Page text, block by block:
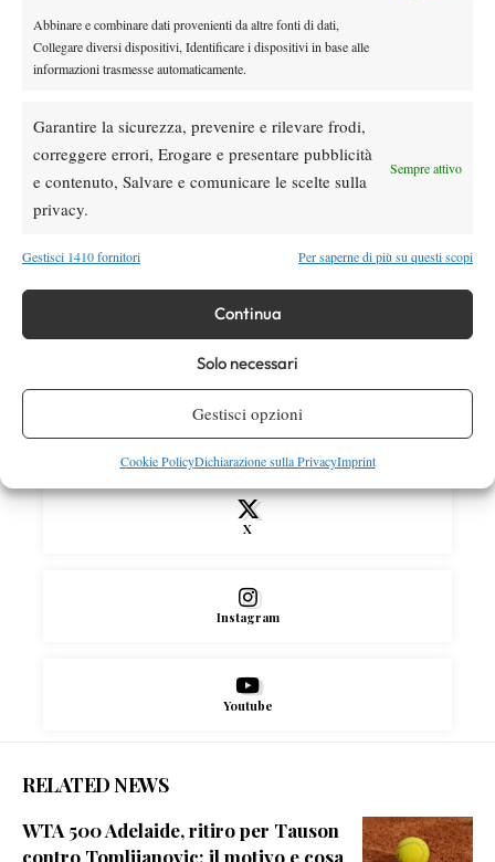
Abbinare e combinare dati provenienti da altre fonti di dati,
Collegare diversi dispositivi, Identificare i dispositivi in base alle
informazioni trasmesse automaticamente.
Garantire la sicurezza, prevenire e rilevare frodi,
correggere errori, Erogare e presentare pubblicità
e contenuto, Salvare e comunicare le scelte sulla
privacy.
Sempre attivo
Gestisci 1410 fornitori Per saperne di più su questi scopi
Continua
Solo necessari
Gestisci opzioni
Cookie PolicyDichiarazione sulla PrivacyImprint
Masters 1000 Montreal 2026: Darderi
rimonta Shang e vola agli ottavi
Atp News
Masters 1000 Montreal 2026: medical time
out per Shang contro Darderi
WTA 1000 Toronto 2026: pioggia pesante,
gioco sospeso
SOCIAL
Facebook
X
Instagram
Youtube
RELATED NEWS
WTA 500 Adelaide, ritiro per Tauson
contro Tomlijanovic: il motivo e cosa